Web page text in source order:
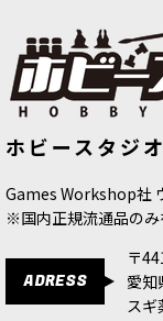
軍の
ック
この陣
めの中
のウ
★[ウォ
4,900
対戦
ト ド
ード
隊：真紅の鞭 [85-25]
9,300円 (税込)
ホビースタジ
Games Workshop社
※国内正規流通品の
ADRESS
〒
愛知
スギ